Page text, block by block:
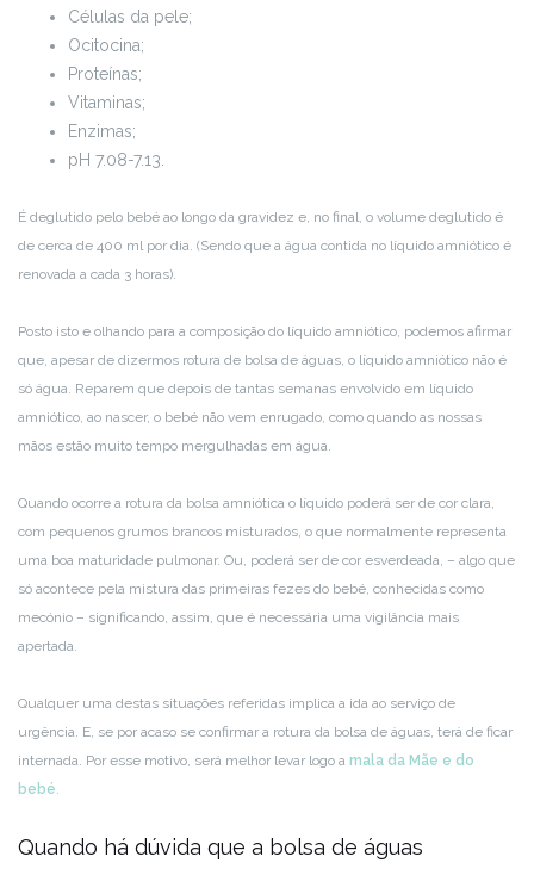
Células da pele;
Ocitocina;
Proteínas;
Vitaminas;
Enzimas;
pH 7.08-7.13.
É deglutido pelo bebé ao longo da gravidez e, no final, o volume deglutido é
de cerca de 400 ml por dia. (Sendo que a água contida no líquido amniótico é
renovada a cada 3 horas).
Posto isto e olhando para a composição do líquido amniótico, podemos afirmar
que, apesar de dizermos rotura de bolsa de águas, o líquido amniótico não é
só água. Reparem que depois de tantas semanas envolvido em líquido
amniótico, ao nascer, o bebé não vem enrugado, como quando as nossas
mãos estão muito tempo mergulhadas em água.
Quando ocorre a rotura da bolsa amniótica o líquido poderá ser de cor clara,
com pequenos grumos brancos misturados, o que normalmente representa
uma boa maturidade pulmonar. Ou, poderá ser de cor esverdeada, – algo que
só acontece pela mistura das primeiras fezes do bebé, conhecidas como
mecónio – significando, assim, que é necessária uma vigilância mais
apertada.
Qualquer uma destas situações referidas implica a ida ao serviço de
urgência. E, se por acaso se confirmar a rotura da bolsa de águas, terá de ficar
internada. Por esse motivo, será melhor levar logo a mala da Mãe e do
bebé
Quando há dúvida que a bolsa de águas